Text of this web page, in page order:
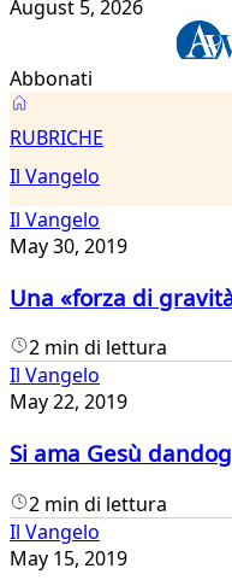
August 5, 2026
Abbonati
Il
Vangelo
RUBRICHE
Il Vangelo
Il Vangelo
May 30, 2019
Una «forza di
2 min di lettura
Il Vangelo
May 22, 2019
Si ama Gesù
2 min di lettura
Il Vangelo
May 15, 2019